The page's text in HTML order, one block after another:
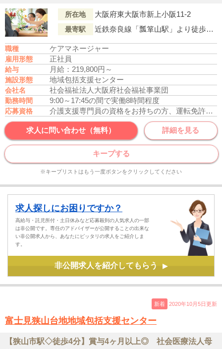
所在地 大阪府東大阪市新上小阪11-2
最寄駅 近鉄奈良線「瓢箪山駅」より徒歩12分
職種 ケアマネージャー
雇用形態 正社員
給与 月給：219,800円～
施設形態 地域包括支援センター
会社名 社会福祉法人大阪府社会福祉事業団
勤務時間 9:00～17:45の間で実働8時間程度
応募資格 介護支援専門員の資格をお持ちの方、運転免許あれば尚可
求人に問い合わせ（無料） 詳細を見る
キープする
※キープリストはもう一度ボタンをクリックしてください
求人探しにお困りですか？
高給与・託児所付・土日休みなど応募殺到の人気求人の一部
は非公開です。専任のアドバイザーが公開することの出来な
い非公開求人から、あなたにピッタリの求人をご紹介しま
す。
非公開求人を紹介してもらう ▶
新着 2020年10月5日更新
富士見狭山台地地域包括支援センター
【狭山市駅◇徒歩4分】賞与4ヶ月以上◎ 社会医療法人母